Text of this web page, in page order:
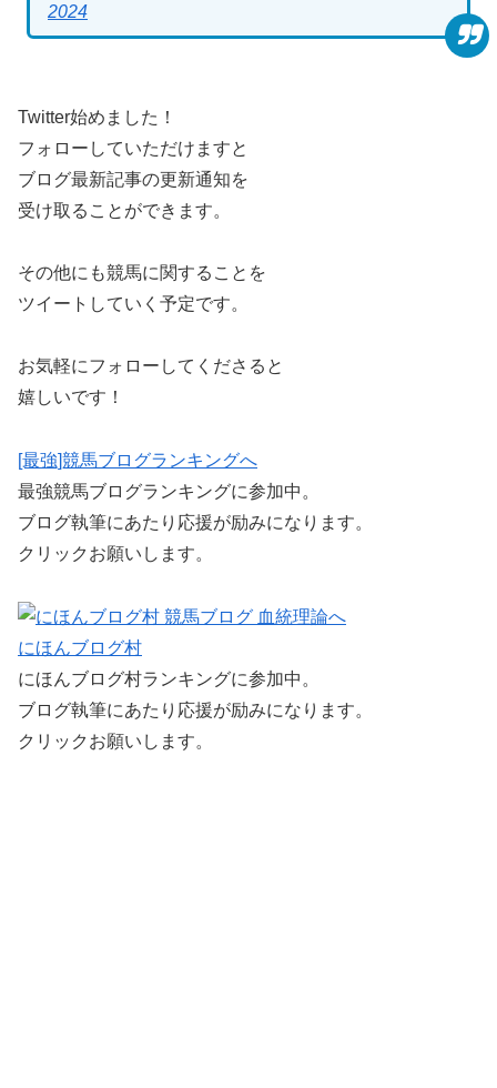
2024
Twitter始めました！
フォローしていただけますと
ブログ最新記事の更新通知を
受け取ることができます。
その他にも競馬に関することを
ツイートしていく予定です。
お気軽にフォローしてくださると
嬉しいです！
[最強]競馬ブログランキングへ
最強競馬ブログランキングに参加中。
ブログ執筆にあたり応援が励みになります。
クリックお願いします。
にほんブログ村
にほんブログ村ランキングに参加中。
ブログ執筆にあたり応援が励みになります。
クリックお願いします。